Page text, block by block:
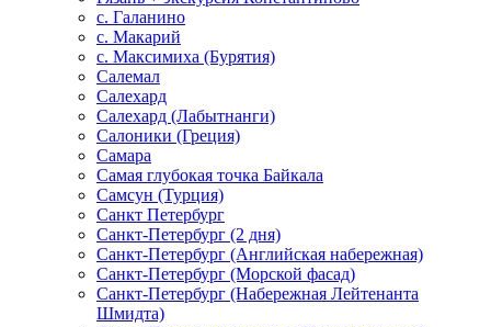
с. Галанино
с. Макарий
с. Максимиха (Бурятия)
Салемал
Салехард
Салехард (Лабытнанги)
Салоники (Греция)
Самара
Самая глубокая точка Байкала
Самсун (Турция)
Санкт Петербург
Санкт-Петербург (2 дня)
Санкт-Петербург (Английская набережная)
Санкт-Петербург (Морской фасад)
Санкт-Петербург (Набережная Лейтенанта
Шмидта)